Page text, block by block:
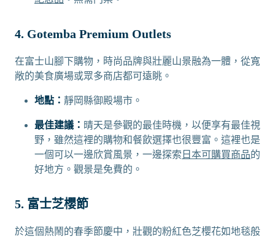
4. Gotemba Premium Outlets
在富士山腳下購物，時尚品牌與壯麗山景融為一體，從寬
敞的美食廣場或眾多商店都可遠眺。
地點： 靜岡縣御殿場市。
最佳建議： 晴天是參觀的最佳時機，以便享有最佳視
野，雖然這裡的購物和餐飲選擇也很豐富。這裡也是
一個可以一邊欣賞風景，一邊探索 日本可購買商品的
好地方。觀景是免費的。
5. 富士芝櫻節
於這個熱鬧的春季節慶中，壯觀的粉紅色芝櫻花如地毯般